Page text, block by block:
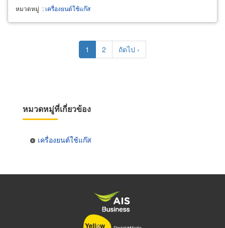
หมวดหมู่ : เครื่องยนต์ใช้แก๊ส
Current
page
1 Page
2
Next
page
ถัดไป ›
หมวดหมู่ที่เกี่ยวข้อง
เครื่องยนต์ใช้แก๊ส